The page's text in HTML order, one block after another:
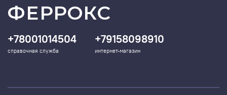
+78001014504
справочная служба
+79158098910
интернет-магазин
ФЕРРОКС